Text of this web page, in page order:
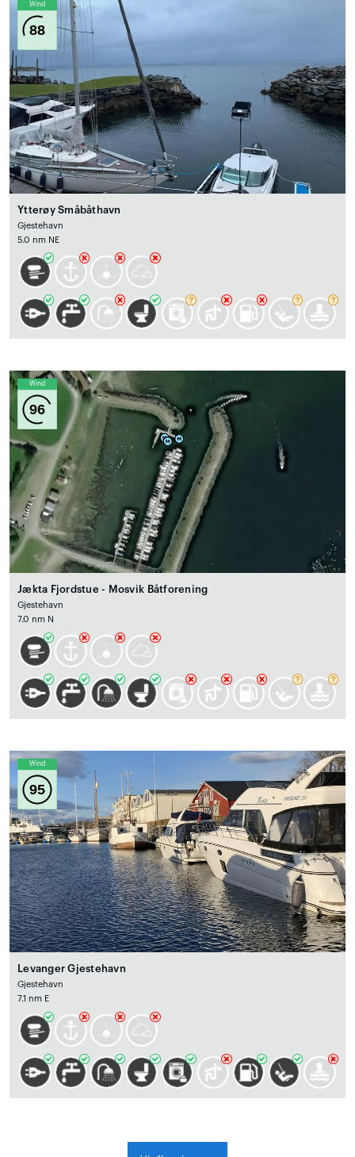
Wind
88
Ytterøy Småbåthavn
Gjestehavn
5.0 nm NE
Wind
96
Jækta Fjordstue - Mosvik Båtforening
Gjestehavn
7.0 nm N
Wind
95
Levanger Gjestehavn
Gjestehavn
7.1 nm E